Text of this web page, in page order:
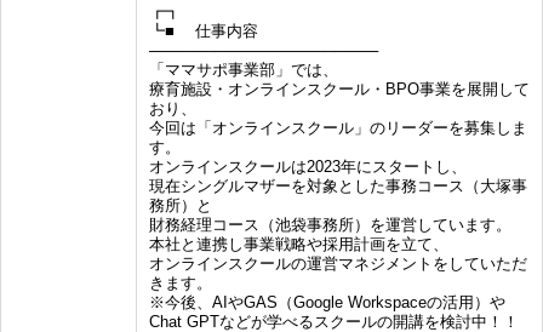
┏┓
┗■ 仕事内容
─────────────────────
「ママサポ事業部」では、
療育施設・オンラインスクール・BPO事業を展開して
おり、
今回は「オンラインスクール」のリーダーを募集しま
す。
オンラインスクールは2023年にスタートし、
現在シングルマザーを対象とした事務コース（大塚事
務所）と
財務経理コース（池袋事務所）を運営しています。
本社と連携し事業戦略や採用計画を立て、
オンラインスクールの運営マネジメントをしていただ
きます。
※今後、AIやGAS（Google Workspaceの活用）や
Chat GPTなどが学べるスクールの開講を検討中！！